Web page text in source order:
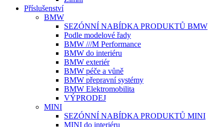
Příslušenství
BMW
SEZÓNNÍ NABÍDKA PRODUKTŮ BMW
Podle modelové řady
BMW ///M Performance
BMW do interiéru
BMW exteriér
BMW péče a vůně
BMW přepravní systémy
BMW Elektromobilita
VÝPRODEJ
MINI
SEZÓNNÍ NABÍDKA PRODUKTŮ MINI
MINI do interiéru